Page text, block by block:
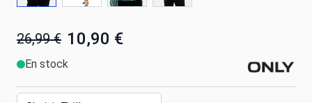
26,99 € 10,90 €
En stock